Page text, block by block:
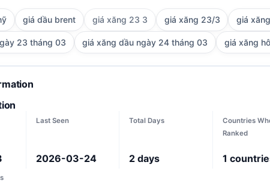
giá dầu brent giá xăng 23 3 giá xăng 23/3 giá
23 tháng 03 giá xăng dầu ngày 24 tháng 03 giá xăng
Last Seen
2026-03-24
Total Days
2 days
Countries
Ranked
1